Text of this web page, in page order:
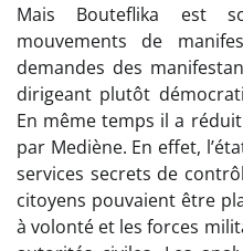
Mais Bouteflika est
mouvements de
demandes des
dirigeant plutôt
En même temps il a
par Mediène. En effet,
services secrets de
citoyens pouvaient être
à volonté et les forces